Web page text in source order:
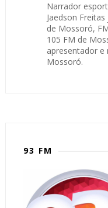
Narrador
Jaedson
de Mossoró,
105 FM de
apresentador e
Mossoró.
93 FM